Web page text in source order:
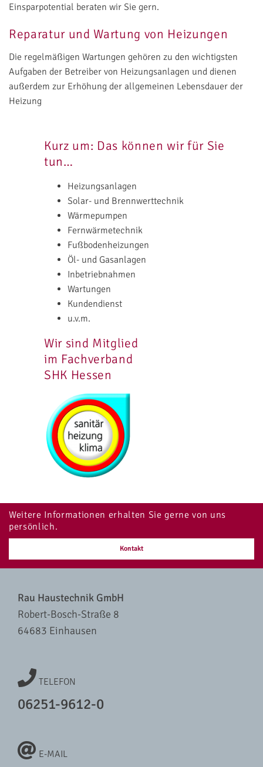
Einsparpotential beraten wir Sie gern.
Reparatur und Wartung von Heizungen
Die regelmäßigen Wartungen gehören zu den wichtigsten
Aufgaben der Betreiber von Heizungsanlagen und dienen
außerdem zur Erhöhung der allgemeinen Lebensdauer der
Heizung
Kurz um: Das können wir für Sie
tun…
Heizungsanlagen
Solar- und Brennwerttechnik
Wärmepumpen
Fernwärmetechnik
Fußbodenheizungen
Öl- und Gasanlagen
Inbetriebnahmen
Wartungen
Kundendienst
u.v.m.
Wir sind Mitglied
im Fachverband
SHK Hessen
Weitere Informationen erhalten Sie gerne von uns
persönlich.
Kontakt
Rau Haustechnik GmbH
Robert-Bosch-Straße 8
64683 Einhausen
TELEFON
06251-9612-0
E-MAIL